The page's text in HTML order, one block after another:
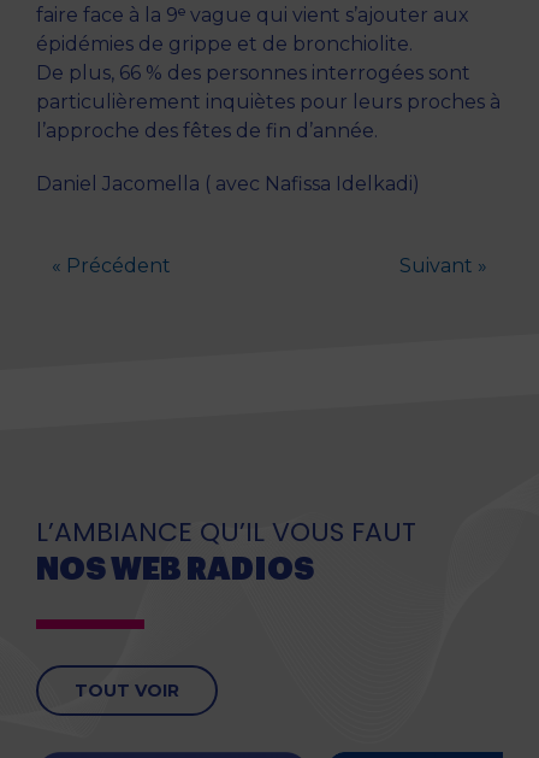
faire face à la 9ᵉ vague qui vient s’ajouter aux
épidémies de grippe et de bronchiolite.
De plus, 66 % des personnes interrogées sont
particulièrement inquiètes pour leurs proches à
l’approche des fêtes de fin d’année.
Daniel Jacomella ( avec Nafissa Idelkadi)
« Précédent Suivant »
L’AMBIANCE QU’IL VOUS FAUT
NOS WEB RADIOS
TOUT VOIR